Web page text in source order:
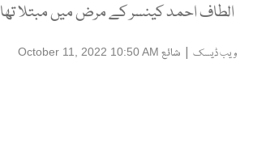
الطاف احمد کینسر کے مرض میں مبتلا تھا
ویب ڈیسک | شائع October 11, 2022 10:50 AM